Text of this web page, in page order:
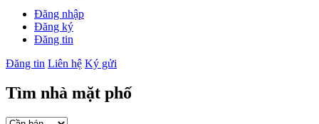
Đăng nhập
Đăng ký
Đăng tin
Đăng tin Liên hệ Ký gửi
Tìm nhà mặt phố